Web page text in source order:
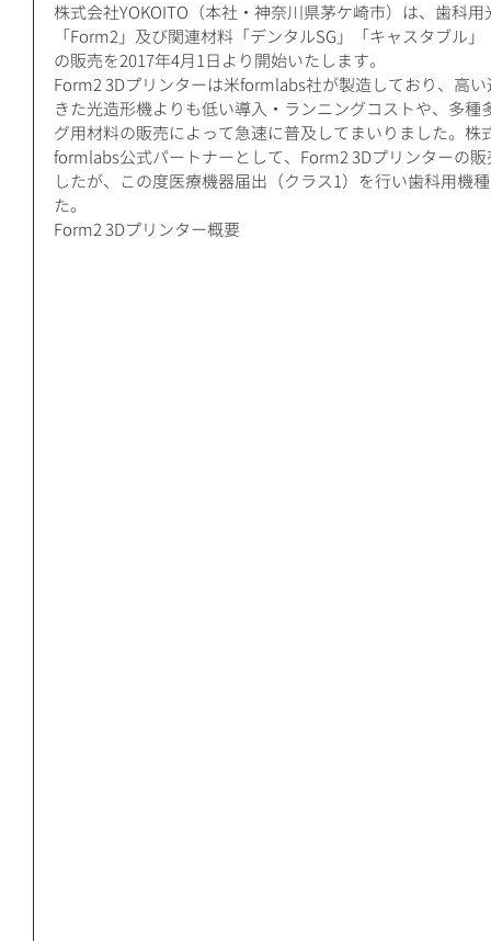
株式会社YOKOITO（本社・神奈川県茅ケ崎市）は、歯科
「Form2」及び関連材料「デンタルSG」「キャスタブル
の販売を2017年4月1日より開始いたします。
Form2 3Dプリンターは米formlabs社が製造しており、高
きた光造形機よりも低い導入・ランニングコストや、多
グ用材料の販売によって急速に普及してまいりました。株
formlabs公式パートナーとして、Form2 3Dプリンターの
したが、この度医療機器届出（クラス1）を行い歯科用機
た。
Form2 3Dプリンター概要